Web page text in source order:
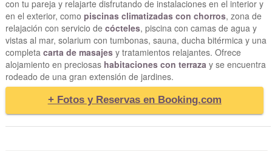
con tu pareja y relajarte disfrutando de instalaciones en el interior y
en el exterior, como piscinas climatizadas con chorros, zona de
relajación con servicio de cócteles, piscina con camas de agua y
vistas al mar, solarium con tumbonas, sauna, ducha bitérmica y una
completa carta de masajesy tratamientos relajantes. Ofrece
alojamiento en preciosas habitaciones con terraza y se encuentra
rodeado de una gran extensión de jardines.
+ Fotos y Reservas en Booking.com